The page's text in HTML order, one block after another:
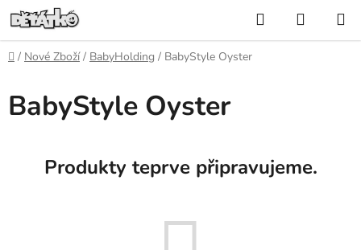
Přejít
na
obsah
Hledat
KOŠÍK
Domů
/ Nové Zboží / BabyHolding / BabyStyle Oyster
BabyStyle Oyster
Produkty teprve připravujeme.